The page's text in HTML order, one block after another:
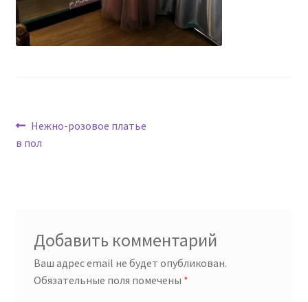
Навигация
по
Предыдущая
запись:
Нежно-розовое платье
в пол
Добавить комментарий
Ваш адрес email не будет опубликован.
Обязательные поля помечены *